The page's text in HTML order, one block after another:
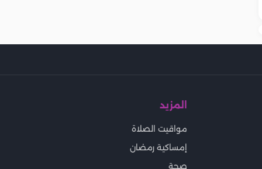
المزيد
مواقيت الصلاة
إمساكية رمضان
صحة